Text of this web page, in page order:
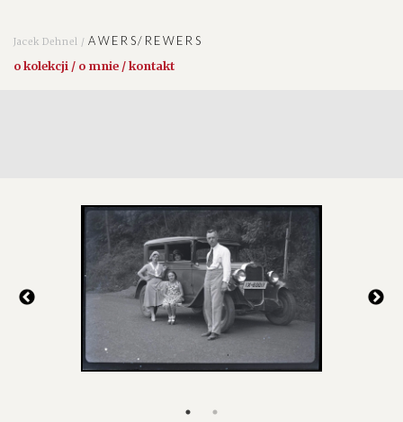
Jacek Dehnel /AWERS/REWERS
o kolekcji / o mnie / kontakt